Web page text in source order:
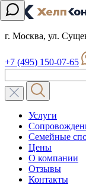
г. Москва, ул.
+7 (495) 150-07-65
Услуги
Семейные
Цены
О компании
Отзывы
Контакты